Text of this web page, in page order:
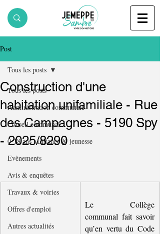
Post
Tous les posts
Administration communale
Conseil communal
0-18 ans | Enfance & jeunesse
Evènements
Avis & enquêtes
Travaux & voiries
Offres d'emploi
Autres actualités
Tous les posts
Construction d'une
habitation unifamiliale - Rue
des Campagnes - 5190 Spy
- 2025/8290
Le Collège
communal fait savoir
qu’en vertu du Code